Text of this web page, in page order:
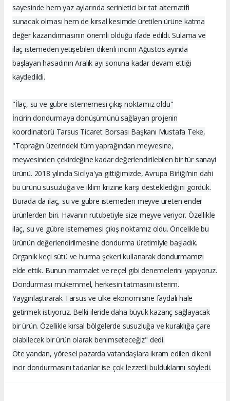
sayesinde hem yaz aylarında serinletici bir tat alternatifi
sunacak olması hem de kırsal kesimde üretilen ürüne katma
değer kazandırmasının önemli olduğu ifade edildi. Sulama ve
ilaç istemeden yetişebilen dikenli incirin Ağustos ayında
başlayan hasadının Aralık ayı sonuna kadar devam ettiği
kaydedildi.
"İlaç, su ve gübre istememesi çıkış noktamız oldu"
İncirin dondurmaya dönüşümünü sağlayan projenin
koordinatörü Tarsus Ticaret Borsası Başkanı Mustafa Teke,
"Toprağın üzerindeki tüm yaprağından meyvesine,
meyvesinden çekirdeğine kadar değerlendirilebilen bir tür sanayi
ürünü. 2018 yılında Sicilya'ya gittiğimizde, Avrupa Birliği'nin dahi
bu ürünü susuzluğa ve iklim krizine karşı desteklediğini gördük.
Burada da ilaç, su ve gübre istemeden meyve üreten ender
ürünlerden biri. Havanın rutubetiyle size meyve veriyor. Özellikle
ilaç, su ve gübre istememesi çıkış noktamız oldu. Öncelikle bu
ürünün değerlendirilmesine dondurma üretimiyle başladık.
Organik keçi sütü ve hurma şekeri kullanarak dondurmamızı
elde ettik. Bunun marmalet ve reçel gibi denemelerini yapıyoruz.
Dondurması mükemmel, herkesin tatmasını isterim.
Yaygınlaştırarak Tarsus ve ülke ekonomisine faydalı hale
getirmek istiyoruz. Belki ileride daha büyük kazanç sağlayacak
bir ürün. Özellikle kırsal bölgelerde susuzluğa ve kuraklığa çare
olabilecek bir ürün olarak benimseteceğiz" dedi.
Öte yandan, yöresel pazarda vatandaşlara ikram edilen dikenli
incir dondurmasını tadanlar ise çok lezzetli bulduklarını söyledi.